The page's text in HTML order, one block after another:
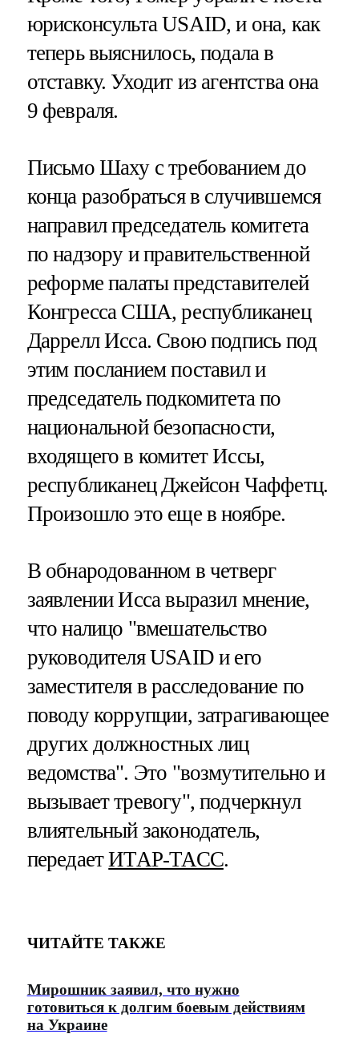
юрисконсульта USAID, и она, как
теперь выяснилось, подала в
отставку. Уходит из агентства она
9 февраля.
Письмо Шаху с требованием до
конца разобраться в случившемся
направил председатель комитета
по надзору и правительственной
реформе палаты представителей
Конгресса США, республиканец
Даррелл Исса. Свою подпись под
этим посланием поставил и
председатель подкомитета по
национальной безопасности,
входящего в комитет Иссы,
республиканец Джейсон Чаффетц.
Произошло это еще в ноябре.
В обнародованном в четверг
заявлении Исса выразил мнение,
что налицо "вмешательство
руководителя USAID и его
заместителя в расследование по
поводу коррупции, затрагивающее
других должностных лиц
ведомства". Это "возмутительно и
вызывает тревогу", подчеркнул
влиятельный законодатель,
передаетИТАР-ТАСС.
ЧИТАЙТЕ ТАКЖЕ
Мирошник заявил, что нужно
готовиться к долгим боевым действиям
на Украине